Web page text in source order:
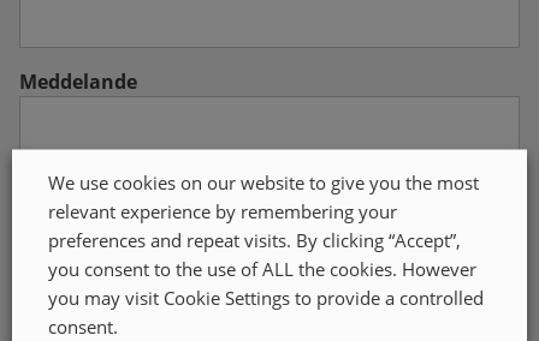
Meddelande
We use cookies on our website to give you the most
relevant experience by remembering your
preferences and repeat visits. By clicking “Accept”,
you consent to the use of ALL the cookies. However
you may visit Cookie Settings to provide a controlled
consent.